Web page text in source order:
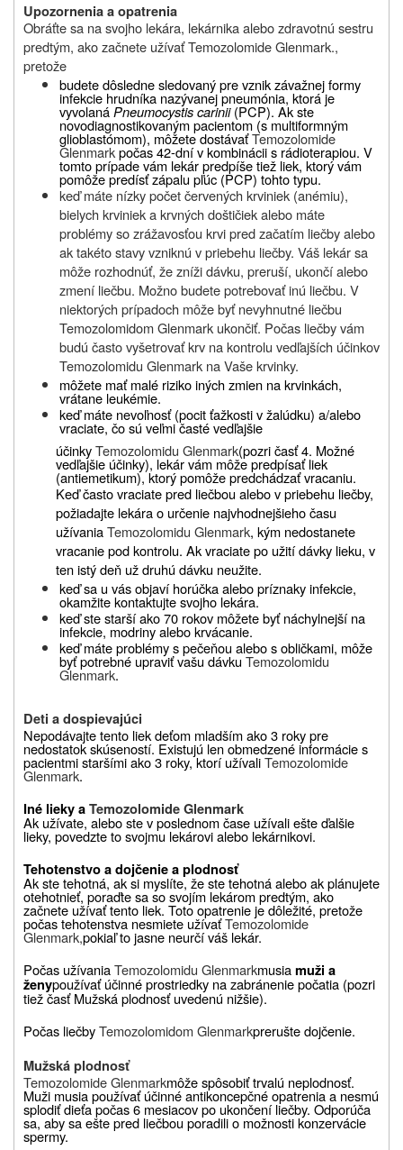
Upozornenia a opatrenia
Obráťte sa na svojho lekára, lekárnika alebo zdravotnú sestru
predtým, ako začnete užívať Temozolomide Glenmark.,
pretože
budete dôsledne sledovaný pre vznik závažnej formy
infekcie hrudníka nazývanej pneumónia, ktorá je
vyvolanáPneumocystis carinii (PCP). Ak ste
novodiagnostikovaným pacientom (s multiformným
glioblastómom), môžete dostávaťTemozolomide
Glenmarkpočas 42-dní v kombinácii s rádioterapiou. V
tomto prípade vám lekár predpíše tiež liek, ktorý vám
pomôže predísť zápalu pľúc (PCP) tohto typu.
keď máte nízky počet červených krviniek (anémiu),
bielych krviniek a krvných doštičiek alebo máte
problémy so zrážavosťou krvi pred začatím liečby alebo
ak takéto stavy vzniknú v priebehu liečby. Váš lekár sa
môže rozhodnúť, že zníži dávku, preruší, ukončí alebo
zmení liečbu. Možno budete potrebovať inú liečbu. V
niektorých prípadoch môže byť nevyhnutné liečbu
Temozolomidom Glenmark ukončiť. Počas liečby vám
budú často vyšetrovať krv na kontrolu vedľajších účinkov
Temozolomidu Glenmark na Vaše krvinky.
môžete mať malé riziko iných zmien na krvinkách,
vrátane leukémie.
keď máte nevoľnosť (pocit ťažkosti v žalúdku) a/alebo
vraciate, čo sú veľmi časté vedľajšie
účinkyTemozolomidu Glenmark(pozri časť 4. Možné
vedľajšie účinky), lekár vám môže predpísať liek
(antiemetikum), ktorý pomôže predchádzať vracaniu.
Keď často vraciate pred liečbou alebo v priebehu liečby,
požiadajte lekára o určenie najvhodnejšieho času
užívaniaTemozolomidu Glenmark, kým nedostanete
vracanie pod kontrolu. Ak vraciate po užití dávky lieku, v
ten istý deň už druhú dávku neužite.
keď sa u vás objaví horúčka alebo príznaky infekcie,
okamžite kontaktujte svojho lekára.
keď ste starší ako 70 rokov môžete byť náchylnejší na
infekcie, modriny alebo krvácanie.
keď máte problémy s pečeňou alebo s obličkami, môže
byť potrebné upraviť vašu dávku Temozolomidu
Glenmark.
Deti a dospievajúci
Nepodávajte tento liek deťom mladším ako 3 roky pre
nedostatok skúseností. Existujú len obmedzené informácie s
pacientmi staršími ako 3 roky, ktorí užívaliTemozolomide
Glenmark.
Iné lieky aTemozolomide Glenmark
Ak užívate, alebo ste v poslednom čase užívali ešte ďalšie
lieky, povedzte to svojmu lekárovi alebo lekárnikovi.
Tehotenstvo a dojčenie a plodnosť
Ak ste tehotná, ak si myslíte, že ste tehotná alebo ak plánujete
otehotnieť, poraďte sa so svojím lekárom predtým, ako
začnete užívať tento liek. Toto opatrenie je dôležité, pretože
počas tehotenstva nesmiete užívaťTemozolomide
Glenmark,pokiaľ to jasne neurčí váš lekár.
Počas užívaniaTemozolomidu Glenmarkmusiamuži a
ženypoužívať účinné prostriedky na zabránenie počatia (pozri
tiež časť Mužská plodnosť uvedenú nižšie).
Počas liečbyTemozolomidom Glenmarkprerušte dojčenie.
Mužská plodnosť
Temozolomide Glenmarkmôže spôsobiť trvalú neplodnosť.
Muži musia používať účinné antikoncepčné opatrenia a nesmú
splodiť dieťa počas 6 mesiacov po ukončení liečby. Odporúča
sa, aby sa ešte pred liečbou poradili o možnosti konzervácie
spermy.